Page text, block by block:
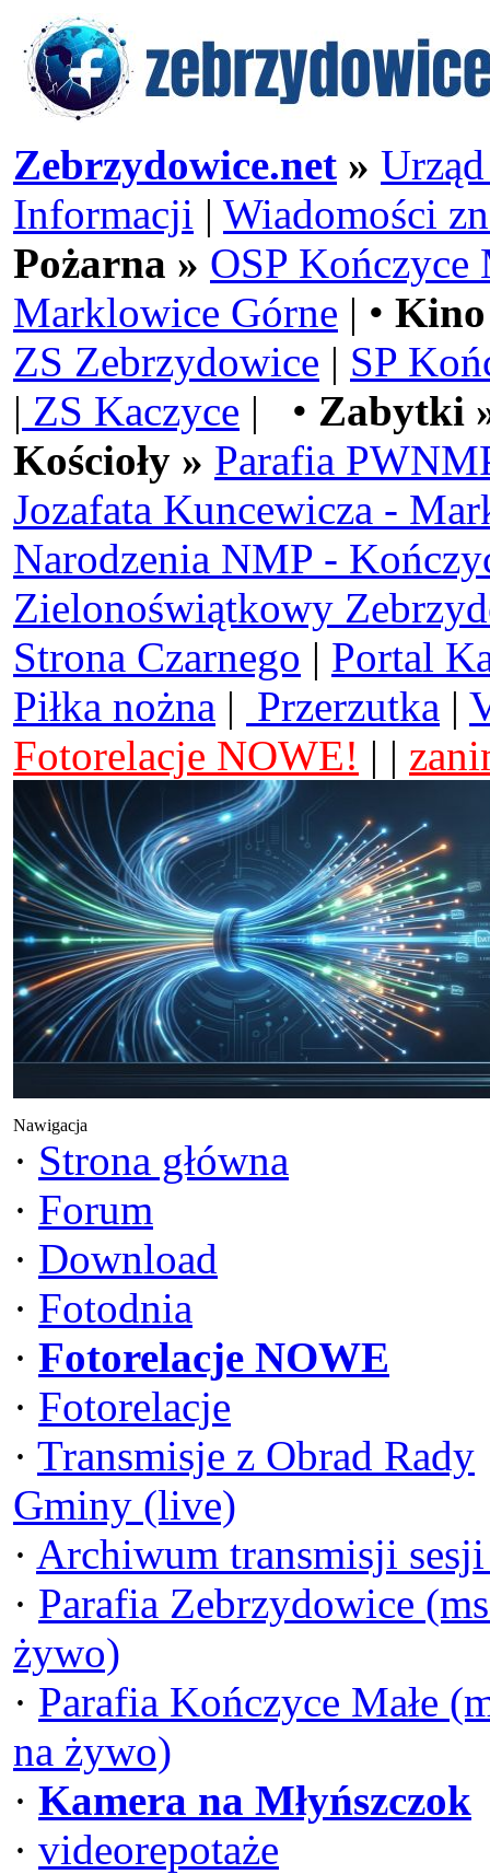
Zebrzydowice.net »
Informacji | Wiadomości
Pożarna » OSP Kończyce
Marklowice Górne | •
ZS Zebrzydowice | SP
| ZS Kaczyce | • Zabytki
Kościoły » Parafia
Jozafata Kuncewicza -
Narodzenia NMP -
Zielonoświątkowy
Strona Czarnego | Portal
Piłka nożna | Przerzutka |
Fotorelacje NOWE! | |
Nawigacja
· Strona główna
· Forum
· Download
· Fotodnia
· Fotorelacje NOWE
· Fotorelacje
· Transmisje z Obrad Rady
Gminy (live)
· Archiwum transmisji
· Parafia Zebrzydowice
żywo)
· Parafia Kończyce Małe
na żywo)
· Kamera na Młyńszczok
· videorepotaże